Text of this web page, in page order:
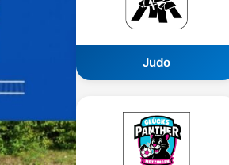
Judo